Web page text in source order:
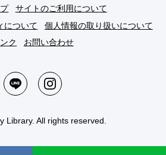
サイトのご利用について
について
個人情報の取り扱いについて
ク
お問い合わせ
Library. All rights reserved.